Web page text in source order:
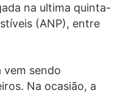
na ultima quinta-
(ANP), entre
vem sendo
Na ocasião, a